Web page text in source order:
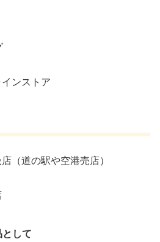
ンストア
（道の駅や空港売店）
して